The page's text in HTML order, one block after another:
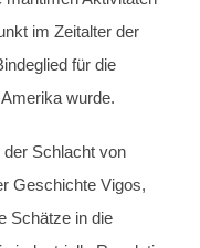
im Zeitalter der
für die
wurde.
Schlacht von
Geschichte Vigos,
Schätze in die